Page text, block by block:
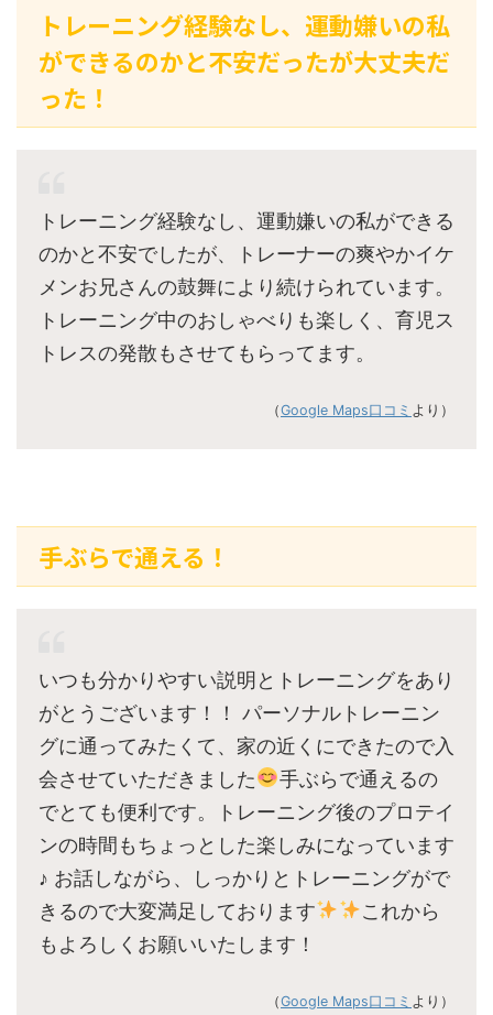
トレーニング経験なし、運動嫌いの私
ができるのかと不安だったが大丈夫だ
った！
トレーニング経験なし、運動嫌いの私ができる
のかと不安でしたが、トレーナーの爽やかイケ
メンお兄さんの鼓舞により続けられています。
トレーニング中のおしゃべりも楽しく、育児ス
トレスの発散もさせてもらってます。
（Google Maps口コミ より）
手ぶらで通える！
いつも分かりやすい説明とトレーニングをあり
がとうございます！！ パーソナルトレーニン
グに通ってみたくて、家の近くにできたので入
会させていただきました
手ぶらで通えるの
でとても便利です。トレーニング後のプロテイ
ンの時間もちょっとした楽しみになっています
♪ お話しながら、しっかりとトレーニングがで
きるので大変満足しております
これから
もよろしくお願いいたします！
（Google Maps口コミ より）